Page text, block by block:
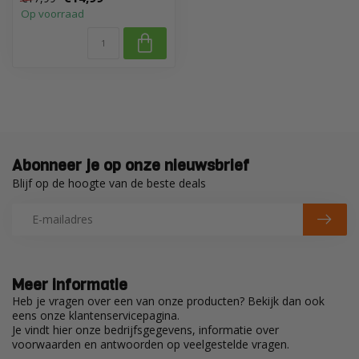
Ike Beckers
Geplaatst op 28 September 2023 at 18:05
Fix-A-Floor heeft uitstekend onder de holle tegels gewerkt,
met de bijgeleverde slanke tuit/spuitmond
Geplaatst op 8 Juni 2023 at 09:04
makkelijk in gebruik
Op voorraad
Meer informatie
Heb je vragen over een van onze producten? Bekijk dan ook
eens onze klantenservicepagina.
Je vindt hier onze bedrijfsgegevens, informatie over
voorwaarden en antwoorden op veelgestelde vragen.
Abonneer je op onze nieuwsbrief
Blijf op de hoogte van de beste deals